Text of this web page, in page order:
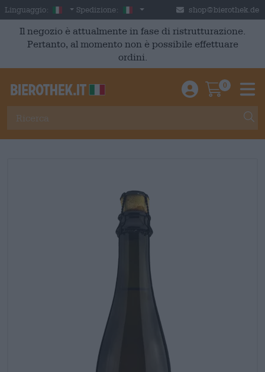
Skip to main content
Linguaggio: Italian
Spedizione: Italia shop@bierothek.de
Il negozio è attualmente in fase di ristrutturazione.
Pertanto, al momento non è possibile effettuare
ordini.
Einloggen /
0